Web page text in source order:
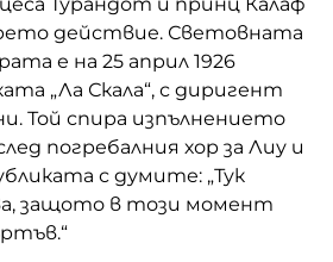
действие. Световната
е на 25 април 1926
„Ла Скала“, с диригент
Той спира изпълнението
погребалния хор за Лиу и
с думите: „Тук
защото в този момент